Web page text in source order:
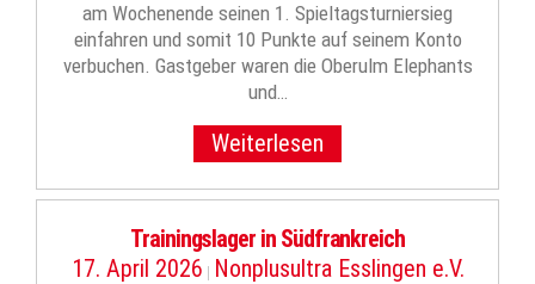
am Wochenende seinen 1. Spieltagsturniersieg
einfahren und somit 10 Punkte auf seinem Konto
verbuchen. Gastgeber waren die Oberulm Elephants
und…
Weiterlesen
Trainingslager in Südfrankreich
17. April 2026 | Nonplusultra Esslingen e.V.